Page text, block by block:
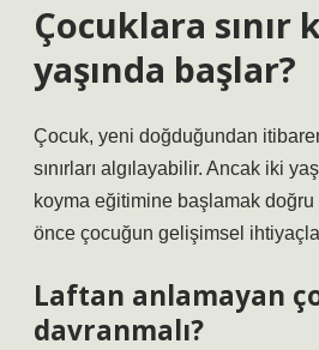
Çocuklara sınır
yaşında başlar?
Çocuk, yeni doğduğundan
sınırları algılayabilir. Ancak iki
koyma eğitimine başlamak doğru
önce çocuğun gelişimsel
Laftan anlamayan
davranmalı?